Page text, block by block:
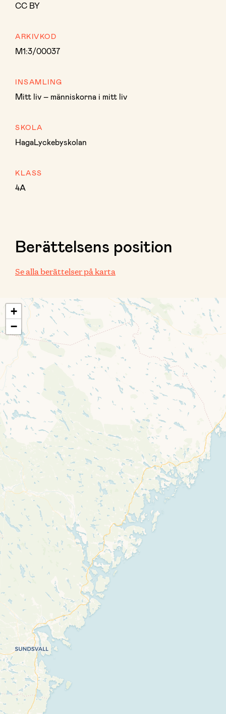
CC BY
ARKIVKOD
M1:3/00037
INSAMLING
Mitt liv – människorna i mitt liv
SKOLA
HagaLyckebyskolan
KLASS
4A
Berättelsens position
Se alla berättelser på karta
+
−